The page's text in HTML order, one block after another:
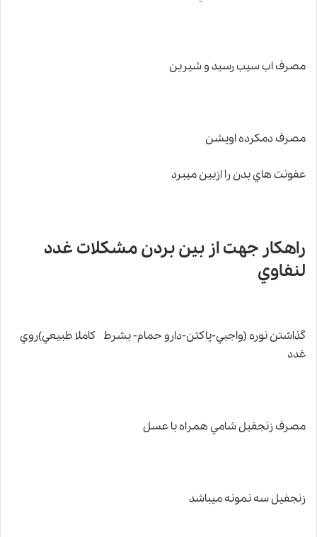
مصرف اب سيب رسيد و شيرين
مصرف دمكرده اويشن
عفونت هاي بدن را ازبين ميبرد
راهكار جهت از بين بردن مشکلات غدد
لنفاوي
گذاشتن نوره (واجبي-پاكتن-دارو حمام- بشرط كاملا طبيعي)روي
غدد
مصرف زنجفيل شامي همراه با عسل
زنجفيل سه نمونه ميباشد